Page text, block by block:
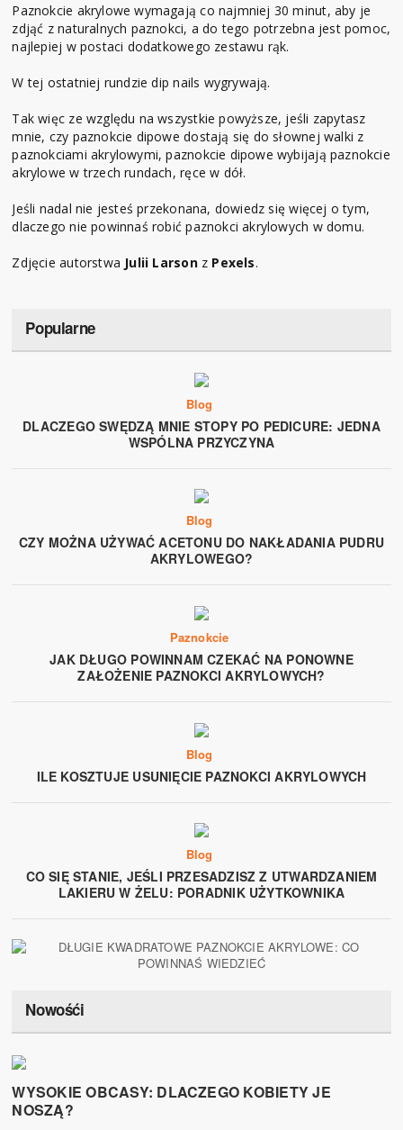
Paznokcie akrylowe wymagają co najmniej 30 minut, aby je
zdjąć z naturalnych paznokci, a do tego potrzebna jest pomoc,
najlepiej w postaci dodatkowego zestawu rąk.
W tej ostatniej rundzie dip nails wygrywają.
Tak więc ze względu na wszystkie powyższe, jeśli zapytasz
mnie, czy paznokcie dipowe dostają się do słownej walki z
paznokciami akrylowymi, paznokcie dipowe wybijają paznokcie
akrylowe w trzech rundach, ręce w dół.
Jeśli nadal nie jesteś przekonana, dowiedz się więcej o tym,
dlaczego nie powinnaś robić paznokci akrylowych w domu.
Zdjęcie autorstwa Julii Larsonz Pexels.
Popularne
Blog
DLACZEGO SWĘDZĄ MNIE STOPY PO PEDICURE: JEDNA
WSPÓLNA PRZYCZYNA
Blog
CZY MOŻNA UŻYWAĆ ACETONU DO NAKŁADANIA PUDRU
AKRYLOWEGO?
Paznokcie
JAK DŁUGO POWINNAM CZEKAĆ NA PONOWNE
ZAŁOŻENIE PAZNOKCI AKRYLOWYCH?
Blog
ILE KOSZTUJE USUNIĘCIE PAZNOKCI AKRYLOWYCH
Blog
CO SIĘ STANIE, JEŚLI PRZESADZISZ Z UTWARDZANIEM
LAKIERU W ŻELU: PORADNIK UŻYTKOWNIKA
Nowośći
WYSOKIE OBCASY: DLACZEGO KOBIETY JE
NOSZĄ?